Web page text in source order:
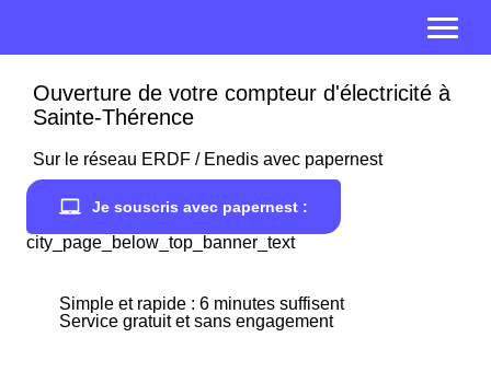
Ouverture de votre compteur d'électricité à
Sainte-Thérence
Sur le réseau ERDF / Enedis avec papernest
Je souscris avec papernest :
city_page_below_top_banner_text
Simple et rapide : 6 minutes suffisent
Service gratuit et sans engagement